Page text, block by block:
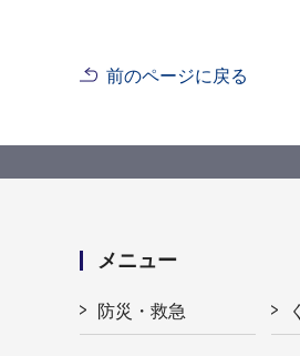
前のページに戻る
メニュー
防災・救急